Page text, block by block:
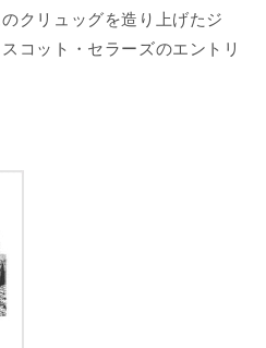
クリュッグを造り上げたジ
コット・セラーズのエントリ